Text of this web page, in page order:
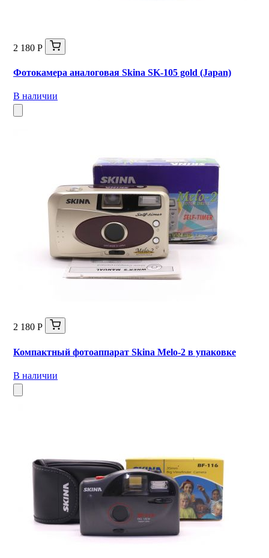
2 180 Р
Фотокамера аналоговая Skina SK-105 gold (Japan)
В наличии
2 180 Р
Компактный фотоаппарат Skina Melo-2 в упаковке
В наличии